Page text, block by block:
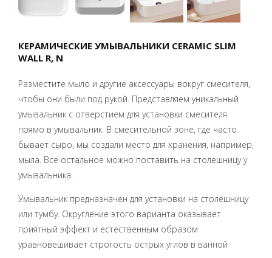
КЕРАМИЧЕСКИЕ УМЫВАЛЬНИКИ CERAMIC SLIM
WALL R, N
Разместите мыло и другие аксессуары вокруг смесителя,
чтобы они были под рукой. Представляем уникальный
умывальник с отверстием для установки смесителя
прямо в умывальник. В смесительной зоне, где часто
бывает сыро, мы создали место для хранения, например,
мыла. Все остальное можно поставить на столешницу у
умывальника.
Умывальник предназначен для установки на столешницу
или тумбу. Округление этого варианта оказывает
приятный эффект и естественным образом
уравновешивает строгость острых углов в ванной